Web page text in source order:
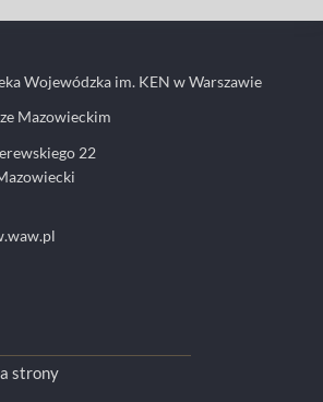
Wojewódzka im. KEN w Warszawie
Mazowieckim
22
strony